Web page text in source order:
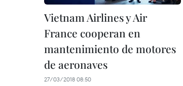
Vietnam Airlines y Air
France cooperan en
mantenimiento de motores
de aeronaves
27/03/2018 08:50